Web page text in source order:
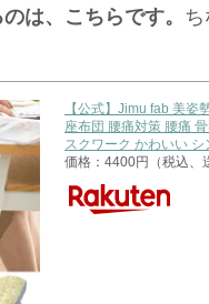
は、こちらです。 ち
【公式】Jimu fab 美姿
座布団 腰痛対策 腰痛
スクワーク かわいい
価格：4400円（税込、